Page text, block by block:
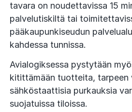
tavara on noudettavissa 15
palvelutiskiltä tai
pääkaupunkiseudun
kahdessa tunnissa.
Avialogiksessa pystytään
kitittämään tuotteita, tarpeen
sähköstaattisia purkauksia
suojatuissa tiloissa.